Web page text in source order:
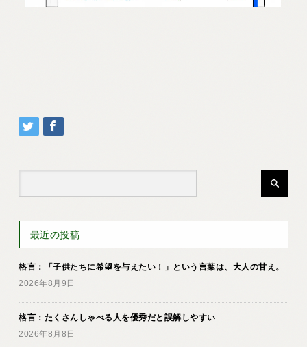
最近の投稿
格言：「子供たちに希望を与えたい！」という言葉は、大人の甘え。
2026年8月9日
格言：たくさんしゃべる人を優秀だと誤解しやすい
2026年8月8日